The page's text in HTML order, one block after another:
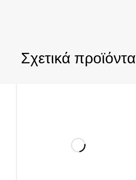
Σχετικά προϊόντα